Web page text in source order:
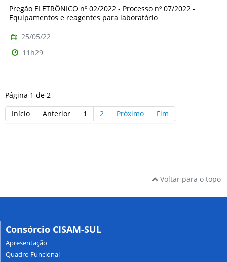
Pregão ELETRÔNICO nº 02/2022 - Processo nº 07/2022 -
Equipamentos e reagentes para laboratório
25/05/22
11h29
Página 1 de 2
Início
Anterior 1 2 Próximo Fim
Voltar para o topo
Consórcio CISAM-SUL
Apresentação
Quadro Funcional